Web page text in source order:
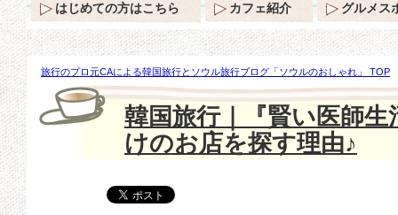
旅行のプロ元CAによる韓国旅行とソウル旅行ブログ「ソウルのおしゃれ」 TOP
『賢い医師生活』分析①ㅣ行きつけのお店を探す理由♪
韓国旅行｜『賢い医師
けのお店を探す理由♪
はじめての方はこちら カフェ紹介 グルメス